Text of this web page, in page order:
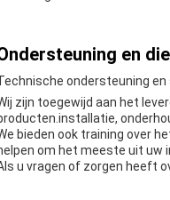
en
ondersteuning
zijn toegewijd aan het
bieden ook training over
om het meeste uit uw
u vragen of zorgen heeft